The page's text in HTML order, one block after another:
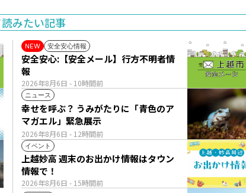
みたい記事
NEW 安全安心情報
2026年8月6日 - 10時間前
安全安心:【安全メール】行方不明者情
報
ニュース
2026年8月6日 - 12時間前
幸せを呼ぶ？ うみがたりに「青色のア
マガエル」緊急展示
イベント
2026年8月6日 - 15時間前
上越妙高 週末のお出かけ情報はタウン
情報で！